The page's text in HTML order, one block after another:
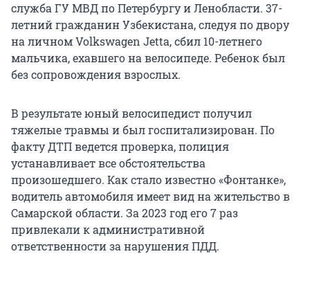
служба ГУ МВД по Петербургу и Ленобласти. 37-
летний гражданин Узбекистана, следуя по двору
на личном Volkswagen Jetta, сбил 10-летнего
мальчика, ехавшего на велосипеде. Ребенок был
без сопровождения взрослых.
В результате юный велосипедист получил
тяжелые травмы и был госпитализирован. По
факту ДТП ведется проверка, полиция
устанавливает все обстоятельства
произошедшего. Как стало известно «Фонтанке»,
водитель автомобиля имеет вид на жительство в
Самарской области. За 2023 год его 7 раз
привлекали к административной
ответственности за нарушения ПДД.